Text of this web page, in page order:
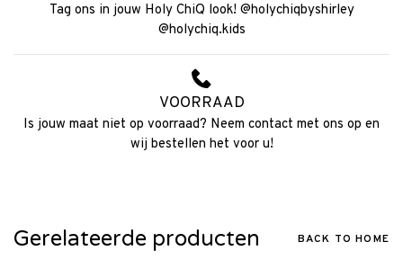
Tag ons in jouw Holy ChiQ look! @holychiqbyshirley
@holychiq.kids
VOORRAAD
Is jouw maat niet op voorraad? Neem contact met ons op en
wij bestellen het voor u!
Gerelateerde producten BACK TO HOME